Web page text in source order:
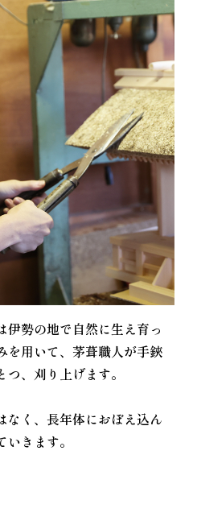
伊勢の地で自然に生え育っ
を用いて、茅葺職人が手鋏
つ、刈り上げます。
なく、長年体におぼえ込ん
きます。